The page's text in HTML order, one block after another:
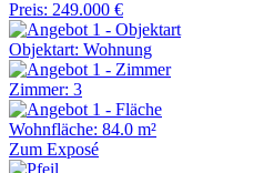
Preis: 249.000 €
Objektart: Wohnung
Zimmer: 3
Wohnfläche: 84.0 m²
Zum Exposé